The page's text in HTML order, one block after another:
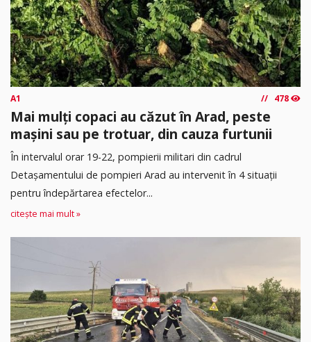
A1 478
Mai mulți copaci au căzut în Arad, peste
mașini sau pe trotuar, din cauza furtunii
În intervalul orar 19-22, pompierii militari din cadrul
Detașamentului de pompieri Arad au intervenit în 4 situații
pentru îndepărtarea efectelor...
citește mai mult »